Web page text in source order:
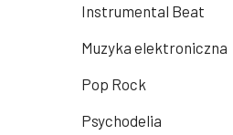
Instrumental Beat
Muzyka elektroniczna
Pop Rock
Psychodelia